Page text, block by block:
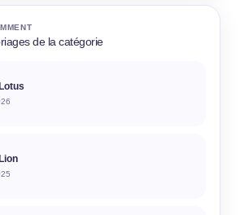
de la catégorie